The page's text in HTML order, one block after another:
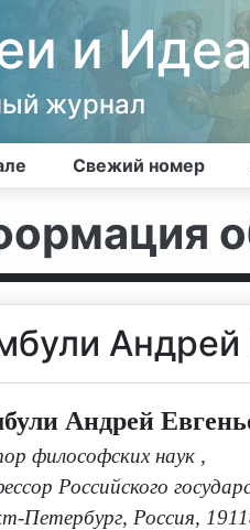
и
журнал
Свежий номер
Андрей
Андрей
философских наук ,
Российского
Петербург, Россия,